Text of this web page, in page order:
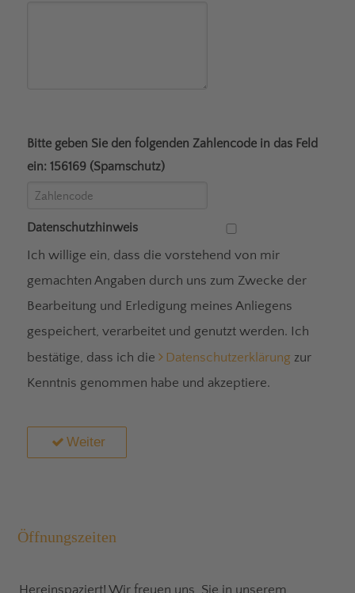
Bitte geben Sie den folgenden Zahlencode in das Feld
ein: 156169 (Spamschutz)
Datenschutzhinweis
Ich willige ein, dass die vorstehend von mir
gemachten Angaben durch uns zum Zwecke der
Bearbeitung und Erledigung meines Anliegens
gespeichert, verarbeitet und genutzt werden. Ich
bestätige, dass ich die Datenschutzerklärung zur
Kenntnis genommen habe und akzeptiere.
Weiter
Öffnungszeiten